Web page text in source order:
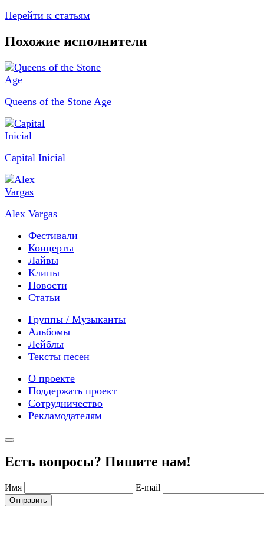
Перейти к статьям
Похожие исполнители
Queens of the Stone Age
Capital Inicial
Alex Vargas
Фестивали
Концерты
Лайвы
Клипы
Новости
Статьи
Группы / Музыканты
Альбомы
Лейблы
Тексты песен
О проекте
Поддержать проект
Сотрудничество
Рекламодателям
Есть вопросы? Пишите нам!
Имя E-mail